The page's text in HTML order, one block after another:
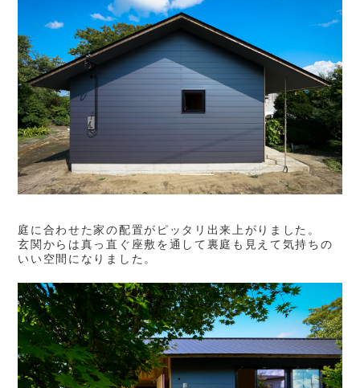
庭に合わせた家の配置がピッタリ出来上がりました。
玄関からは真っ直ぐ座敷を通して裏庭も見えて気持ちの
いい空間になりました。